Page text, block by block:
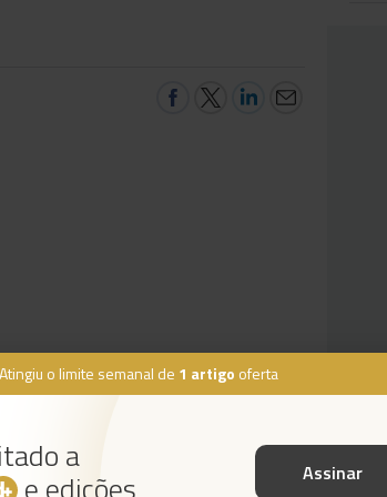
Atingiu o limite semanal de 1 artigo oferta
a Assinar
Instale a nossa App